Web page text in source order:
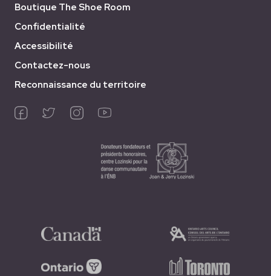
Boutique The Shoe Room
Confidentialité
Accessibilité
Contactez-nous
Reconnaissance du territoire